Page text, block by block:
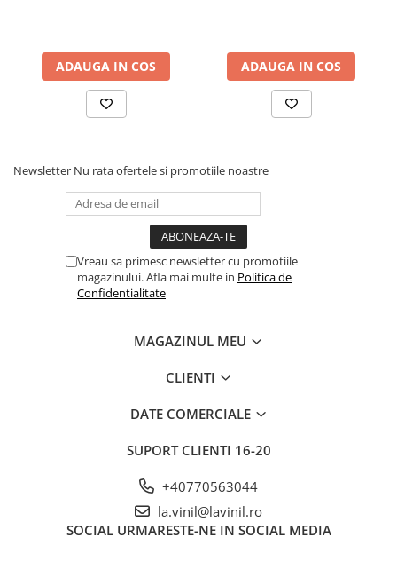
ADAUGA IN COS ADAUGA IN COS
Newsletter Nu rata ofertele si promotiile noastre
Vreau sa primesc newsletter cu promotiile
magazinului. Afla mai multe in Politica de
Confidentialitate
MAGAZINUL MEU
CLIENTI
DATE COMERCIALE
SUPORT CLIENTI 16-20
+40770563044
la.vinil@lavinil.ro
SOCIAL URMARESTE-NE IN SOCIAL MEDIA